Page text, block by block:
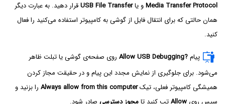
Media Transfer Protocolو یاUSB File Transferقرار دهید. به عبارت دیگر
همان حالتی که برای انتقال فایل از گوشی به کامپیوتر استفاده می‌کنید را فعال
کنید.
پیامAllow USB Debugging? روی صفحه‌ی گوشی یا تبلت ظاهر
می‌شود. برای جلوگیری از نمایش مجدد این پیام و در حقیقت مجاز کردن
همیشگی کامپیوتر فعلی، تیکAlways allow from this computer را بزنید و
سپس روی Allowتپ کنید تامجوز دسترسی صادر شود.